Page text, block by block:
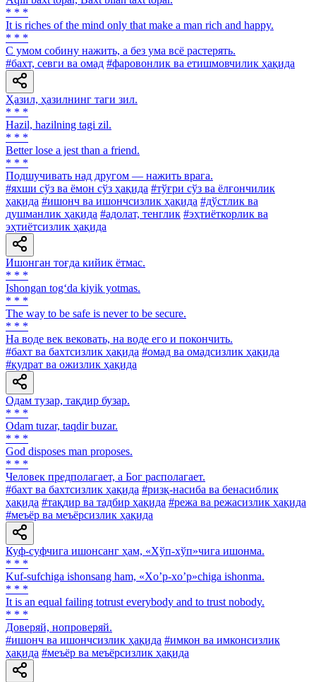
* * *
It is riches of the mind only that make a man rich and happy.
* * *
С умом собину нажить, а без ума всё растерять.
#бахт, севги ва омад #фаровонлик ва етишмовчилик ҳақида
Ҳазил, ҳазилнинг таги зил.
* * *
Hazil, hazilning tagi zil.
* * *
Better lose a jest than a friend.
* * *
Подшучивать над другом — нажить врага.
#яхши сўз ва ёмон сўз ҳақида #тўғри сўз ва ёлғончилик
ҳақида #ишонч ва ишончсизлик ҳақида #дўстлик ва
душманлик ҳақида #адолат, тенглик #эҳтиёткорлик ва
эҳтиётсизлик ҳақида
Ишонган тоғда кийик ётмас.
* * *
Ishongan tog‘da kiyik yotmas.
* * *
The way to be safe is never to be secure.
* * *
Ha воде век вековать, на воде его и покончить.
#бахт ва бахтсизлик ҳақида #омад ва омадсизлик ҳақида
#қудрат ва ожизлик ҳақида
Одам тузар, тақдир бузар.
* * *
Odam tuzar, taqdir buzar.
* * *
God disposes man proposes.
* * *
Человек предполагает, а Бог располагает.
#бахт ва бахтсизлик ҳақида #ризқ-насиба ва бенасиблик
ҳақида #тақдир ва тадбир ҳақида #режа ва режасизлик ҳақида
#меъёр ва меъёрсизлик ҳақида
Куф-суфчига ишонсанг ҳам, «Хўп-хўп»чига ишонма.
* * *
Kuf-sufchiga ishonsang ham, «Xo’p-xo’p»chiga ishonma.
* * *
It is an equal failing totrust everybody and to trust nobody.
* * *
Доверяй, нопроверяй.
#ишонч ва ишончсизлик ҳақида #имкон ва имконсизлик
ҳақида #меъёр ва меъёрсизлик ҳақида